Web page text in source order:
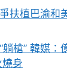
扶植巴渝和
躺槍” 韓媒：
身